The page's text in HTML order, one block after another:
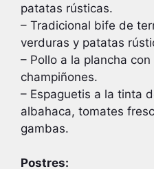
patatas rústicas.
– Tradicional bife de
verduras y patatas
– Pollo a la plancha
champiñones.
– Espaguetis a la tinta
albahaca, tomates
gambas.
Postres: